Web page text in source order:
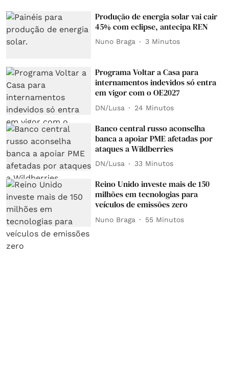
Produção de energia solar vai cair
45% com eclipse, antecipa REN
Nuno Braga 3 Minutos
Programa Voltar a Casa para
internamentos indevidos só entra
em vigor com o OE2027
DN/Lusa 24 Minutos
Banco central russo aconselha
banca a apoiar PME afetadas por
ataques a Wildberries
DN/Lusa 33 Minutos
Reino Unido investe mais de 150
milhões em tecnologias para
veículos de emissões zero
Nuno Braga 55 Minutos